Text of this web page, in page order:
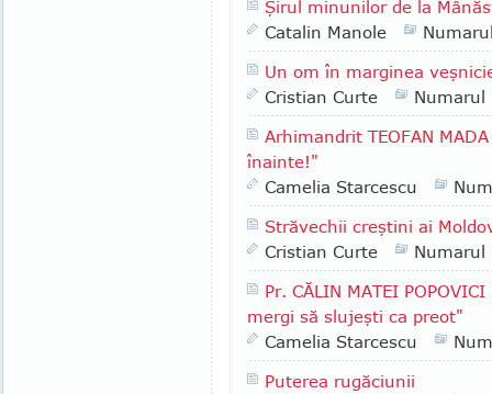
Şirul minunilor de la
Catalin Manole
Un om în marginea
Cristian Curte
Numarul
Arhimandrit TEOFAN
înainte!"
Camelia Starcescu
Străvechii creştini ai
Cristian Curte
Numarul
Pr. CĂLIN MATEI
mergi să slujeşti ca preot"
Camelia Starcescu
Puterea rugăciunii